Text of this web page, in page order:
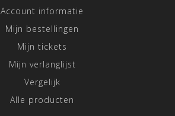
Account informatie
Mijn bestellingen
Mijn tickets
Mijn verlanglijst
Vergelijk
Alle producten